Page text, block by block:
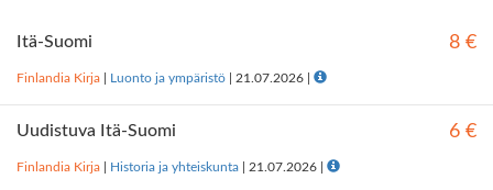
Itä-Suomi 8 €
Finlandia Kirja Luonto ja ympäristö 21.07.2026
Uudistuva Itä-Suomi 6 €
Finlandia Kirja Historia ja yhteiskunta 21.07.2026